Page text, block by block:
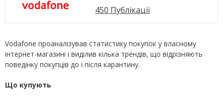
450 Публікації
Vodafone проаналізував статистику покупок у власному
інтернет-магазині і виділив кілька трендів, що відрізняють
поведінку покупців до і після карантину.
Що купують